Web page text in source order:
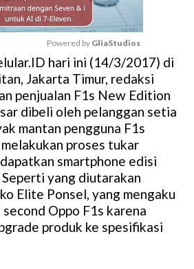
M
u
e
Powered by GliaStudios
hari ini (14/3/2017) di
Jakarta Timur, redaksi
penjualan F1s New Edition
dibeli oleh pelanggan setia
mantan pengguna F1s
proses tukar
smartphone edisi
yang diutarakan
Elite Ponsel, yang mengaku
Oppo F1s karena
produk ke spesifikasi